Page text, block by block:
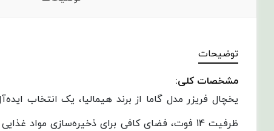
توضیحات
مشخصات کلی:
یخچال فریزر مدل گاما از برند هیمالیا، یک انتخاب
ظرفیت 14 فوت، فضای کافی برای ذخیره‌سازی